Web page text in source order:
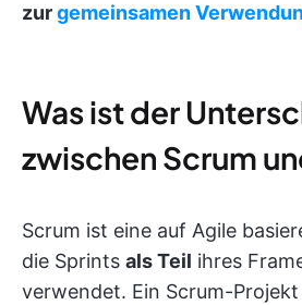
zurgemeinsamen
Was ist der
zwischen Scrum
Scrum ist eine auf Agile
die Sprints als Teil ihres
verwendet. Ein Scrum-